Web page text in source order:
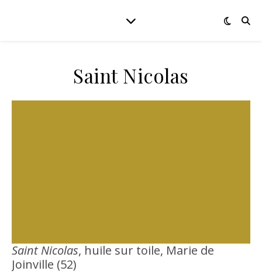
Saint Nicolas
Saint Nicolas, huile sur toile, Marie de
Joinville (52)